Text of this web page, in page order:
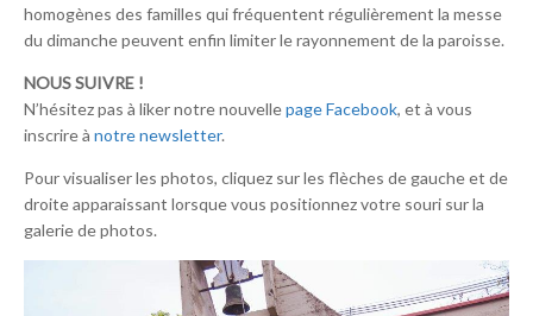
homogènes des familles qui fréquentent régulièrement la messe
du dimanche peuvent enfin limiter le rayonnement de la paroisse.
NOUS SUIVRE !
N’hésitez pas à liker notre nouvellepage Facebook, et à vous
inscrire à notre newsletter.
Pour visualiser les photos, cliquez sur les flèches de gauche et de
droite apparaissant lorsque vous positionnez votre souri sur la
galerie de photos.